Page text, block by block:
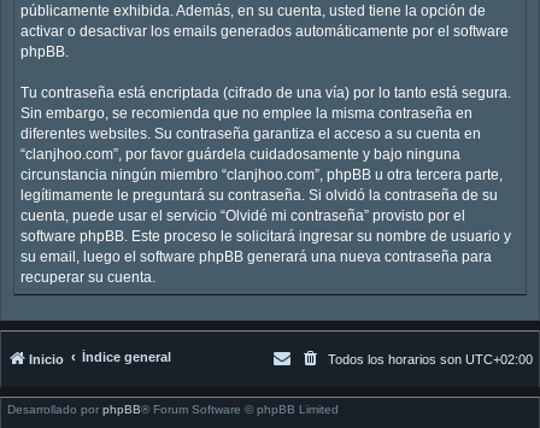
públicamente exhibida. Además, en su cuenta, usted tiene la opción de
activar o desactivar los emails generados automáticamente por el software
phpBB.
Tu contraseña está encriptada (cifrado de una vía) por lo tanto está segura.
Sin embargo, se recomienda que no emplee la misma contraseña en
diferentes websites. Su contraseña garantiza el acceso a su cuenta en
“clanjhoo.com”, por favor guárdela cuidadosamente y bajo ninguna
circunstancia ningún miembro “clanjhoo.com”, phpBB u otra tercera parte,
legítimamente le preguntará su contraseña. Si olvidó la contraseña de su
cuenta, puede usar el servicio “Olvidé mi contraseña” provisto por el
software phpBB. Este proceso le solicitará ingresar su nombre de usuario y
su email, luego el software phpBB generará una nueva contraseña para
recuperar su cuenta.
Inicio Índice general Todos los horarios son UTC+02:00
Desarrollado por phpBB® Forum Software © phpBB Limited